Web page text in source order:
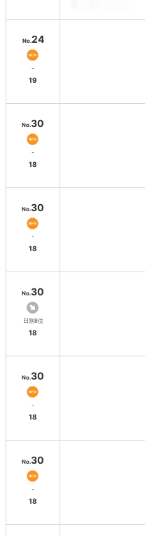
No.24
-
19
No.30
-
18
No.30
-
18
No.30
日別8位
18
No.30
-
18
No.30
-
18